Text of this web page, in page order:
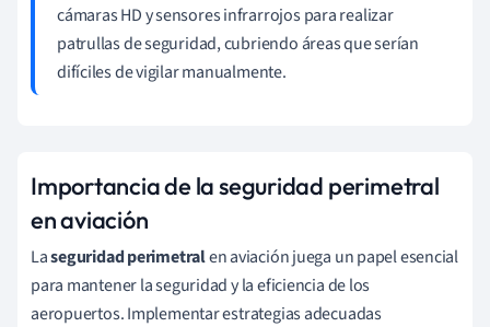
cámaras HD y sensores infrarrojos para realizar
patrullas de seguridad, cubriendo áreas que serían
difíciles de vigilar manualmente.
Importancia de la seguridad perimetral
en aviación
Laseguridad perimetralen aviación juega un papel esencial
para mantener la seguridad y la eficiencia de los
aeropuertos. Implementar estrategias adecuadas